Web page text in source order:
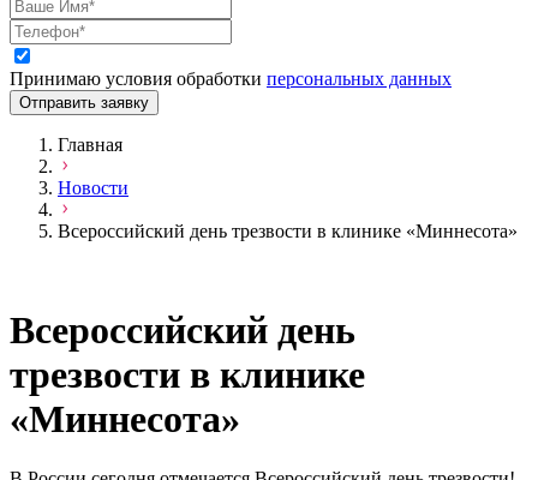
Принимаю условия обработки персональных данных
Отправить заявку
Главная
Новости
Всероссийский день трезвости в клинике «Миннесота»
Всероссийский день
трезвости в клинике
«Миннесота»